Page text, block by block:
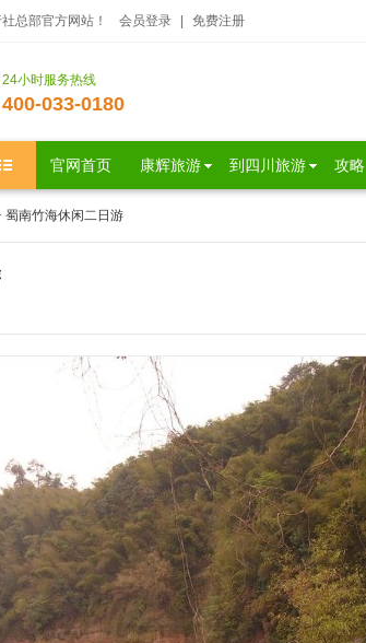
总部官方网站！ 会员登录 免费注册
24小时服务热线
400-033-0180
官网首页 康辉旅游 到四川旅游 攻略
蜀南竹海休闲二日游